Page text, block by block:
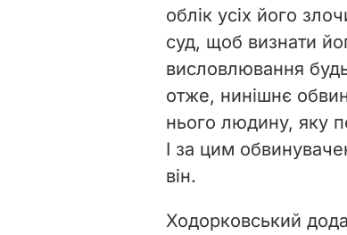
облік усіх його
суд, щоб визнати
висловлювання
отже, нинішнє
нього людину, яку
І за цим
він.
Ходорковський